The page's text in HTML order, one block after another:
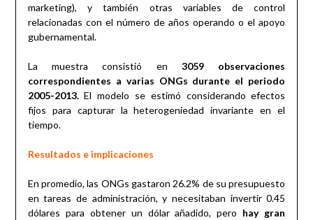
marketing), y también otras variables de control
relacionadas con el número de años operando o el apoyo
gubernamental.
La muestra consistió en3059 observaciones
correspondientes a varias ONGs durante el periodo
2005-2013.El modelo se estimó considerando efectos
fijos para capturar la heterogeniedad invariante en el
tiempo.
Resultados e implicaciones
En promedio, las ONGs gastaron 26.2% de su presupuesto
en tareas de administración, y necesitaban invertir 0.45
dólares para obtener un dólar añadido, pero hay gran